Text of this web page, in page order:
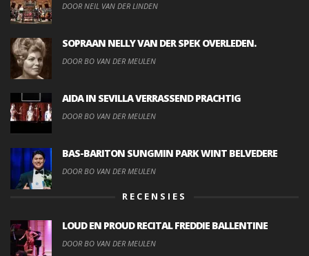
DOOR NEIL VAN DER LINDEN
SOPRAAN NELLY VAN DER SPEK OVERLEDEN.
DOOR BO VAN DER MEULEN
AIDA IN SEVILLA VERRASSEND PRACHTIG
DOOR BO VAN DER MEULEN
BAS-BARITON SUNGMIN PARK WINT BELVEDERE
DOOR BO VAN DER MEULEN
RECENSIES
LOUD EN PROUD RECITAL FREDDIE BALLENTINE
DOOR BO VAN DER MEULEN